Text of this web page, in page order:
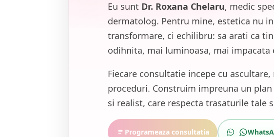
Eu sunt Dr. Roxana Chelaru, medic
dermatolog. Pentru mine, estetica nu
transformare, ci echilibru: sa arati ca
odihnita, mai luminoasa, mai impacata
Fiecare consultatie incepe cu ascultare,
proceduri. Construim impreuna un
si realist, care respecta trasaturile tale
Programeaza consultatia